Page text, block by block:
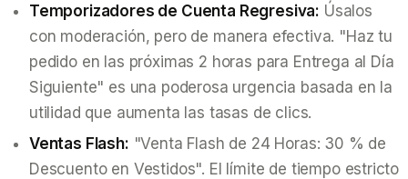
Temporizadores de Cuenta Regresiva: Úsalos
con moderación, pero de manera efectiva. "Haz tu
pedido en las próximas 2 horas para Entrega al Día
Siguiente" es una poderosa urgencia basada en la
utilidad que aumenta las tasas de clics.
Ventas Flash: "Venta Flash de 24 Horas: 30 % de
Descuento en Vestidos". El límite de tiempo estricto